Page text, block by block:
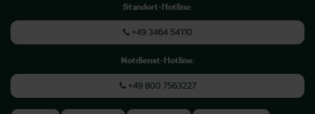
Standort-Hotline:
+49 3464 54110
Notdienst-Hotline:
+49 800 7563227